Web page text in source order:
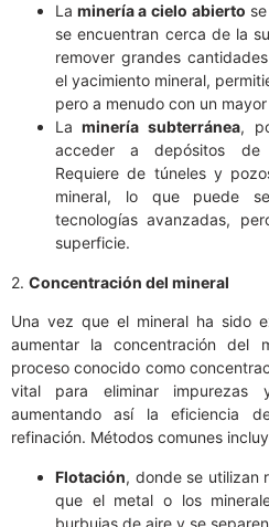
La minería a cielo abierto
se encuentran cerca de la
remover grandes
el yacimiento mineral,
pero a menudo con un
La minería subterránea,
acceder a depósitos de
Requiere de túneles y
mineral, lo que puede
tecnologías avanzadas,
superficie.
2. Concentración del mineral
Una vez que el mineral ha sido
aumentar la concentración del
proceso conocido como
vital para eliminar impurezas
aumentando así la eficiencia
refinación. Métodos comunes
Flotación, donde se utilizan
que el metal o los
burbujas de aire y se